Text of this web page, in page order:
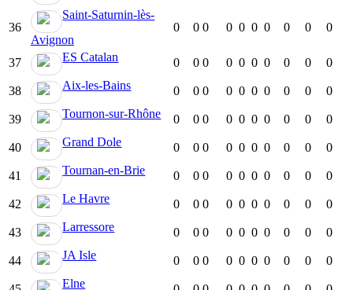
36
Saint-Saturnin-lès-
Avignon
0 0 0 0 0 0 0 0 0 0
37 ES Catalan 0 0 0 0 0 0 0 0 0 0
38 Aix-les-Bains 0 0 0 0 0 0 0 0 0 0
39 Tournon-sur-Rhône 0 0 0 0 0 0 0 0 0 0
40 Grand Dole 0 0 0 0 0 0 0 0 0 0
41 Tournan-en-Brie 0 0 0 0 0 0 0 0 0 0
42 Le Havre 0 0 0 0 0 0 0 0 0 0
43 Larressore 0 0 0 0 0 0 0 0 0 0
44 JA Isle 0 0 0 0 0 0 0 0 0 0
Elne